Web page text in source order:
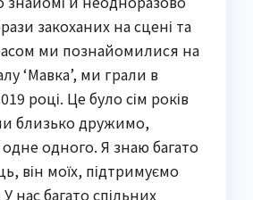
закоханих на сцені та
ми познайомилися на
‘Мавка’, ми грали в
році. Це було сім років
близько дружимо,
одного. Я знаю багато
він моїх, підтримуємо
нас багато спільних